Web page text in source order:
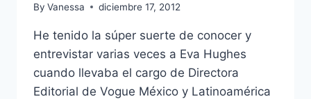
By Vanessa diciembre 17, 2012
He tenido la súper suerte de conocer y
entrevistar varias veces a Eva Hughes
cuando llevaba el cargo de Directora
Editorial de Vogue México y Latinoamérica